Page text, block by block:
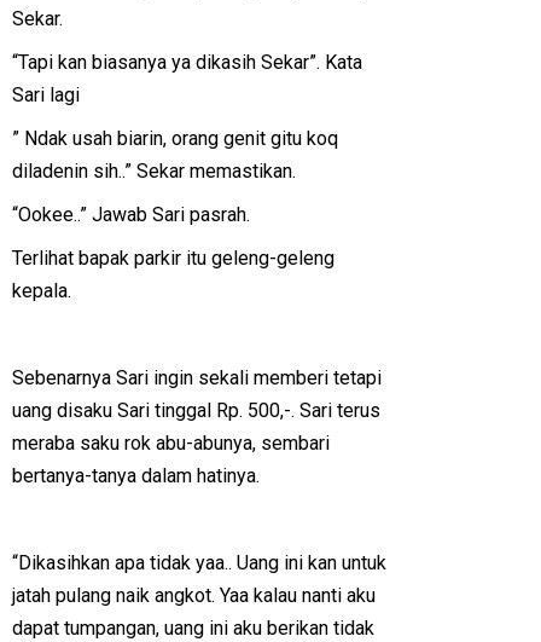
Sekar.
“Tapi kan biasanya ya dikasih Sekar”. Kata
Sari lagi
” Ndak usah biarin, orang genit gitu koq
diladenin sih..” Sekar memastikan.
“Ookee..” Jawab Sari pasrah.
Terlihat bapak parkir itu geleng-geleng
kepala.
Sebenarnya Sari ingin sekali memberi tetapi
uang disaku Sari tinggal Rp. 500,-. Sari terus
meraba saku rok abu-abunya, sembari
bertanya-tanya dalam hatinya.
“Dikasihkan apa tidak yaa.. Uang ini kan untuk
jatah pulang naik angkot. Yaa kalau nanti aku
dapat tumpangan, uang ini aku berikan tidak